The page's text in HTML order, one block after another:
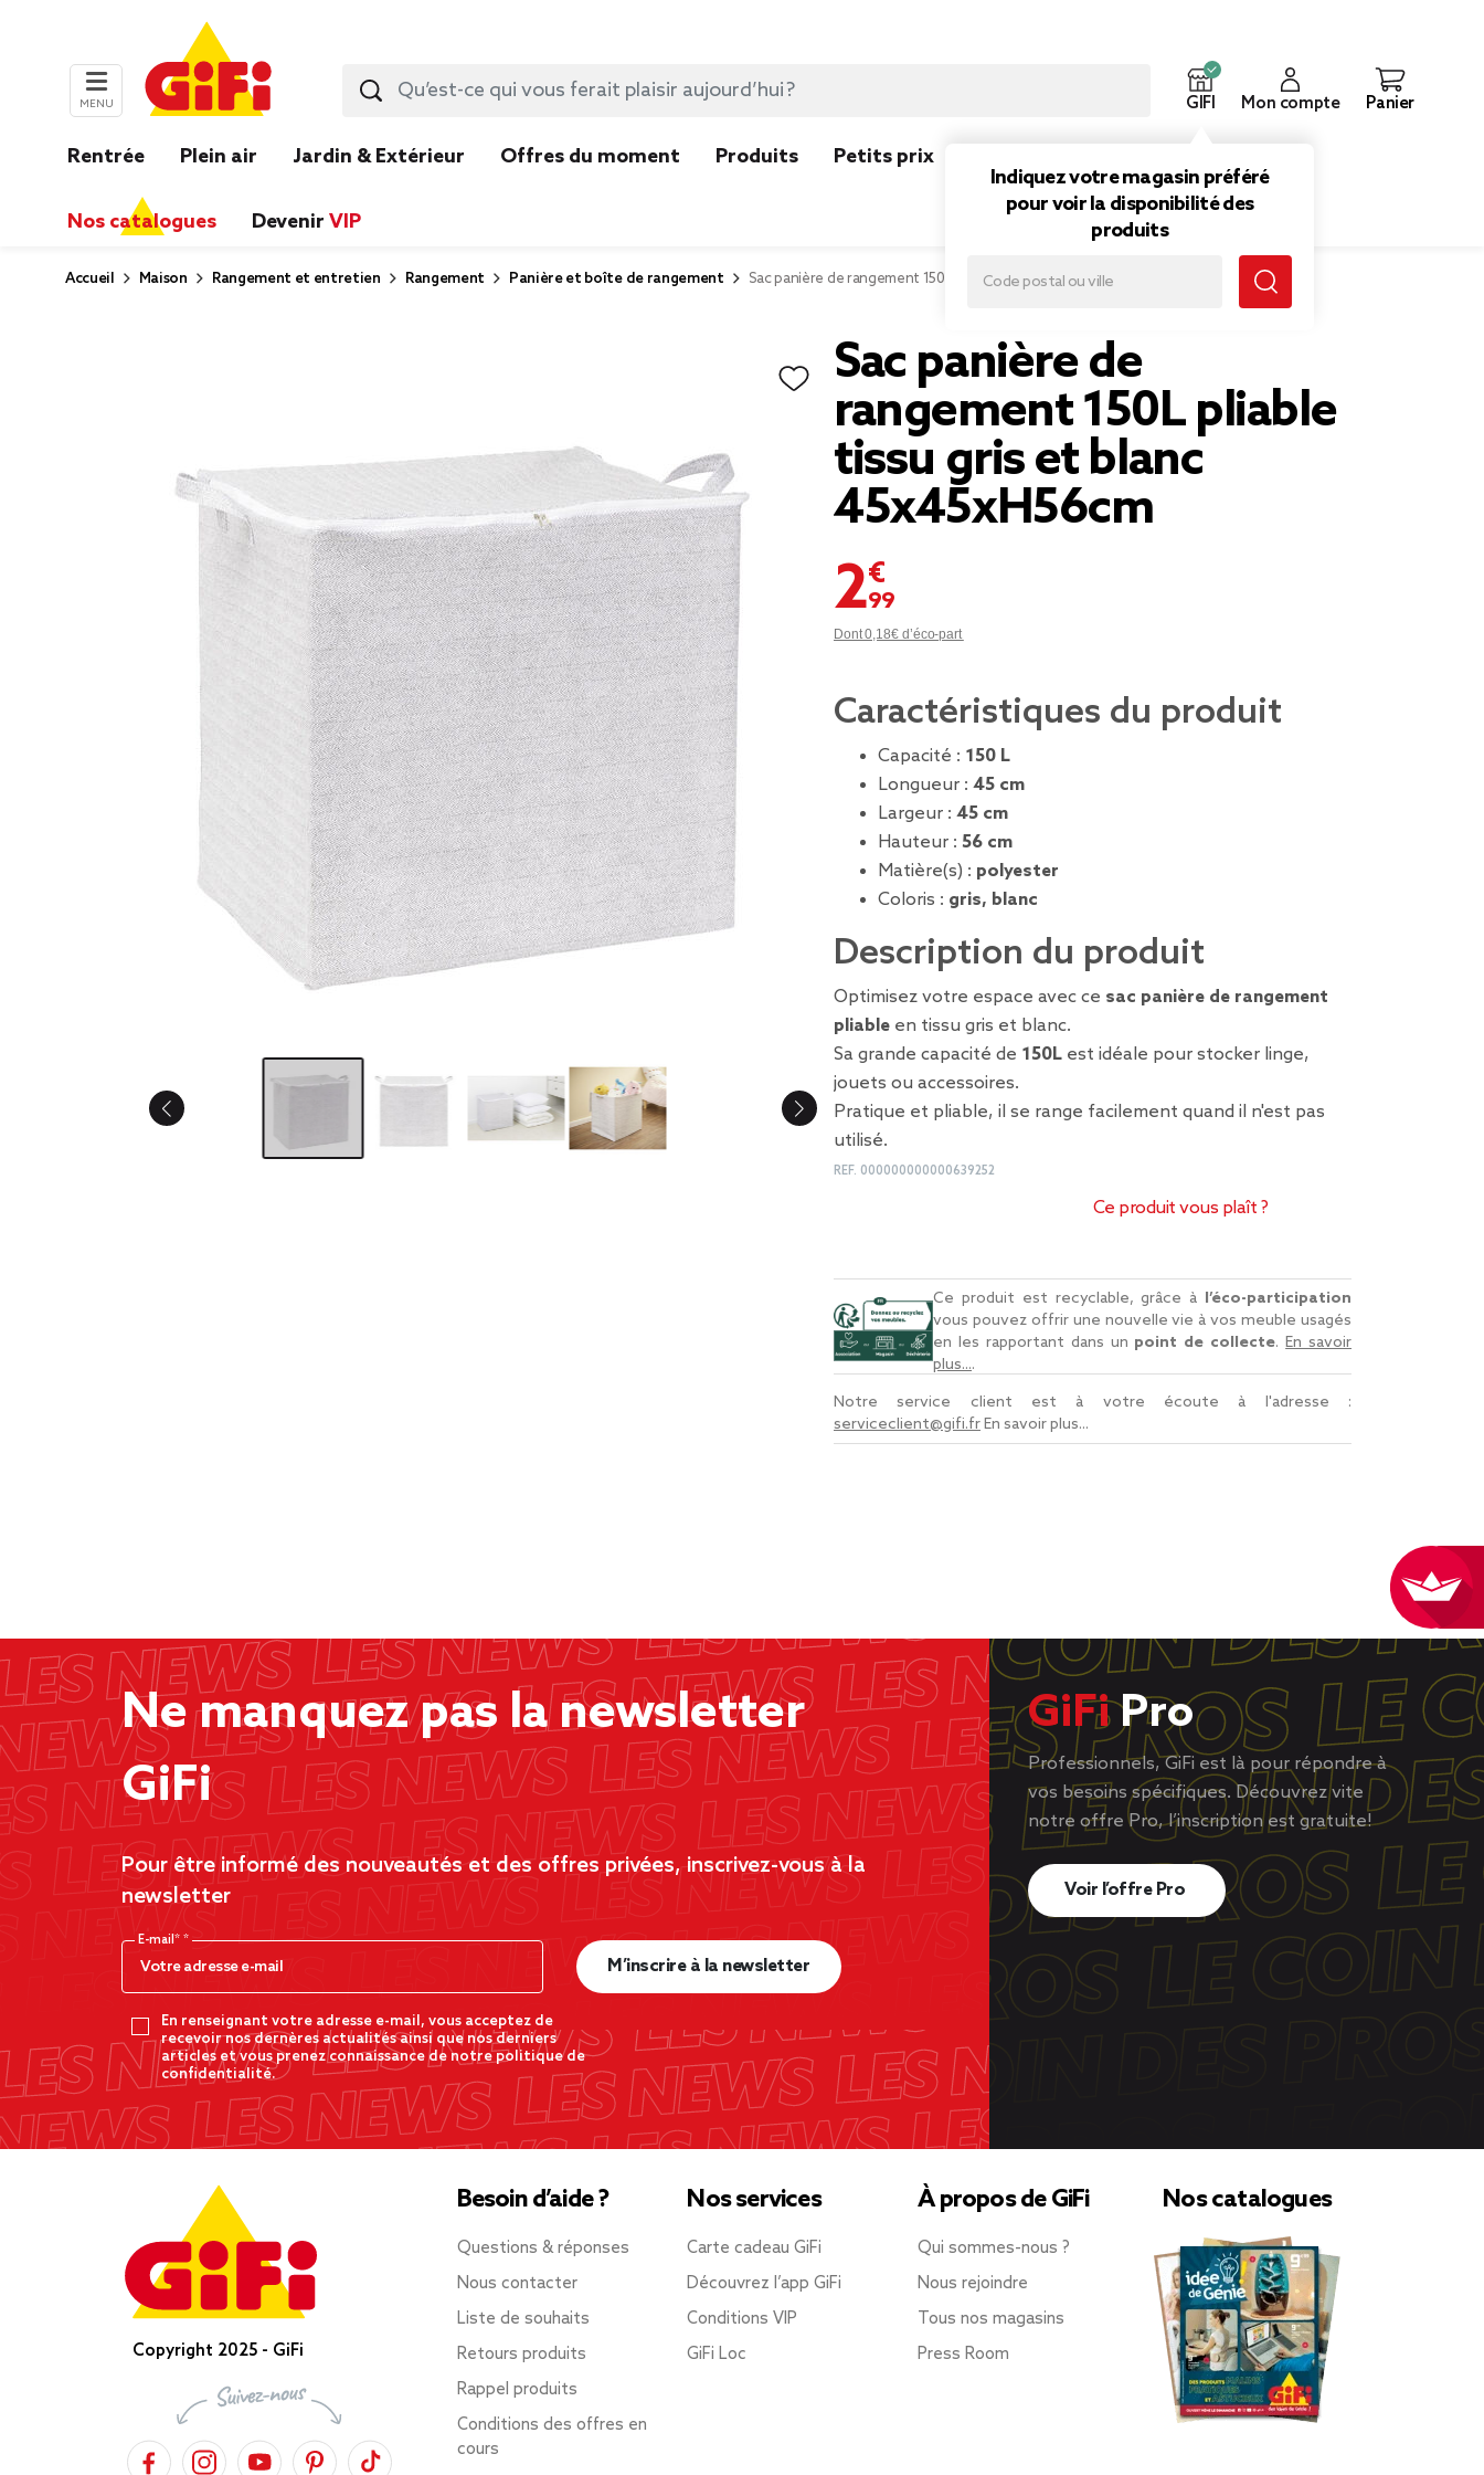
MENU GIFI
Indiquez votre magasin préféré
pour voir la disponibilité des
produits
Mon compte Panier
Rentrée Plein air Jardin & Extérieur Offres du moment Produits Petits prix
Nos catalogues Devenir VIP
Accueil Maison Rangement et entretien Rangement Panière et boîte de rangement Sac panière de rangement 150L pliable tissu gris et blanc 45x45xH56cm
Sac panière de
rangement 150L pliable
tissu gris et blanc
45x45xH56cm
2,99 €
Dont 0,18€ d’éco-part
Caractéristiques du produit
Capacité : 150 L
Longueur : 45 cm
Largeur : 45 cm
Hauteur : 56 cm
Matière(s) : polyester
Coloris : gris, blanc
Description du produit
Optimisez votre espace avec ce sac panière de rangement
pliable en tissu gris et blanc.
Sa grande capacité de 150L est idéale pour stocker linge,
jouets ou accessoires.
Pratique et pliable, il se range facilement quand il n'est pas
utilisé.
REF. 000000000000639252
Ce produit vous plaît ?
Ce produit est recyclable, grâce à l’éco-participation
vous pouvez offrir une nouvelle vie à vos meuble usagés
en les rapportant dans un point de collecte.En savoir
plus....
Notre service client est à votre écoute à l'adresse :
serviceclient@gifi.frEn savoir plus...
Ne manquez pas la newsletter
GiFi
Pour être informé des nouveautés et des offres privées, inscrivez-vous à la
newsletter
E-mail*
En renseignant votre adresse e-mail, vous acceptez de
recevoir nos dernères actualités ainsi que nos derniers
articles et vous prenez connaissance de notre politique de
confidentialité.
M’inscrire à la newsletter
GiFiPro
Professionnels, GiFi est là pour répondre à
vos besoins spécifiques. Découvrez vite
notre offre Pro, l’inscription est gratuite!
Voir l’offre Pro
Copyright 2025 - GiFi
Besoin d’aide ?
Questions & réponses
Nous contacter
Liste de souhaits
Retours produits
Rappel produits
Conditions des offres en
cours
Nos services
Carte cadeau GiFi
Découvrez l’app GiFi
Conditions VIP
GiFi Loc
À propos de GiFi
Qui sommes-nous ?
Nous rejoindre
Tous nos magasins
Press Room
Nos catalogues